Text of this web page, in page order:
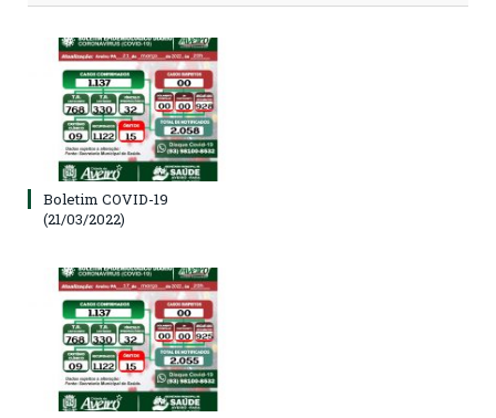
Boletim COVID-19
(21/03/2022)